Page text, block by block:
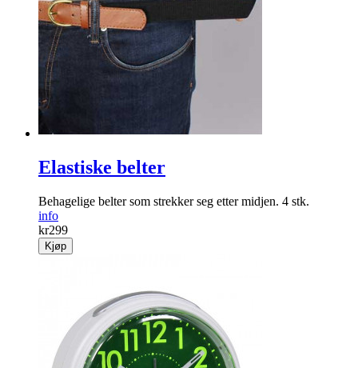
Elastiske belter
Behagelige belter som strekker seg etter midjen. 4 stk.
info
kr299
Kjøp